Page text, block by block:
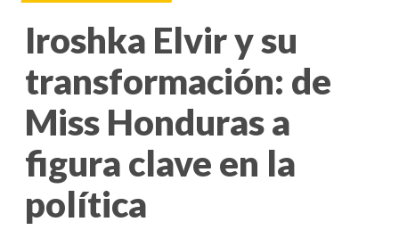
Iroshka Elvir y su
transformación: de
Miss Honduras a
figura clave en la
política